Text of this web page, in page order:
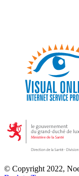
© Copyright 2022,